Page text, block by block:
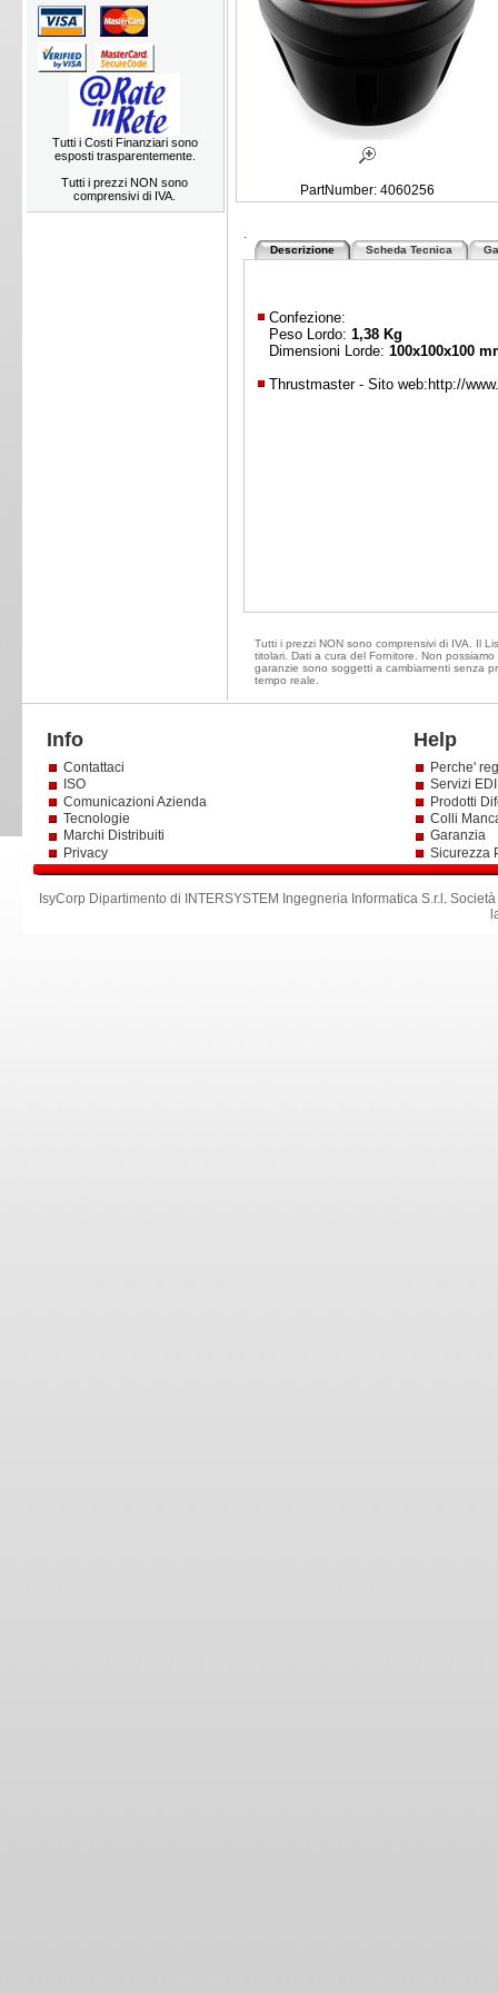
Tutti i Costi Finanziari sono
esposti trasparentemente.
Tutti i prezzi NON sono
comprensivi di IVA.
PartNumber: 4060256
Descrizione Scheda Tecnica
Confezione:
Peso Lordo: 1,38 Kg
Dimensioni Lorde:100x100x100
Thrustmaster - Sito web: http://
Tutti i prezzi NON sono comprensivi di IVA. Il
titolari. Dati a cura del Fornitore. Non
garanzie sono soggetti a cambiamenti senza
tempo reale.
Info Help
Contattaci
ISO
Comunicazioni Azienda
Tecnologie
Marchi Distribuiti
Privacy
Perche'
Servizi
Prodotti
Colli
Garanzia
Sicurezza
IsyCorp Dipartimento di INTERSYSTEM Ingegneria Informatica S.r.l .